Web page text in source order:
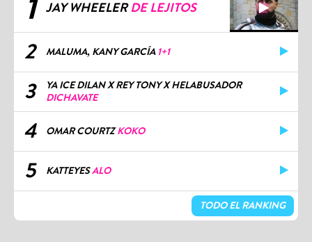
JAY WHEELERDE LEJITOS
2 MALUMA, KANY GARCÍA 1+1
3
YA ICE DILAN X REY TONY X HELABUSADOR
DICHAVATE
4 OMAR COURTZKOKO
5 KATTEYESALO
TODO EL RANKING